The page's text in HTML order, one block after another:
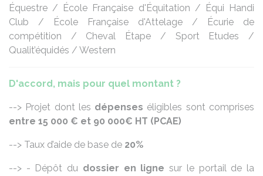
Équestre / École Française d'Équitation / Équi Handi
Club / École Française d'Attelage / Écurie de
compétition / Cheval Étape / Sport Etudes /
Qualit’équidés / Western
D'accord, mais pour quel montant ?
--> Projet dont les dépenses éligibles sont comprises
entre 15 000 € et 90 000€ HT (PCAE)
--> Taux d’aide de base de 20%
--> - Dépôt du dossier en ligne sur le portail de la